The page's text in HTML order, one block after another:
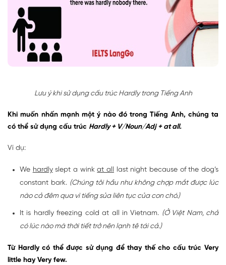
Lưu ý khi sử dụng cấu trúc Hardly trong Tiếng Anh
Khi muốn nhấn mạnh một ý nào đó trong Tiếng Anh, chúng ta
có thể sử dụng cấu trúc Hardly + V/Noun/Adj + at all.
Ví dụ:
We hardlyslept a winkat all last night because of the dog’s
constant bark. (Chúng tôi hầu như không chợp mắt được lúc
nào cả đêm qua vì tiếng sủa liên tục của con chó.)
It is hardly freezing cold at all in Vietnam. (Ở Việt Nam, chả
có lúc nào mà thời tiết trở nên lạnh tê tái cả.)
Từ Hardly có thể được sử dụng để thay thế cho cấu trúc Very
little hay Very few.